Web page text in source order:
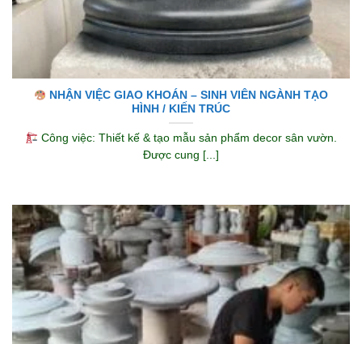
NHẬN VIỆC GIAO KHOÁN – SINH VIÊN NGÀNH TẠO
HÌNH / KIẾN TRÚC
Công việc: Thiết kế & tạo mẫu sản phẩm decor sân vườn.
Được cung [...]